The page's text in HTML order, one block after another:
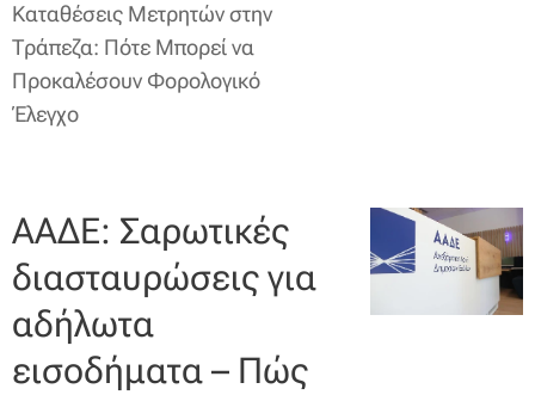
Καταθέσεις Μετρητών στην
Τράπεζα: Πότε Μπορεί να
Προκαλέσουν Φορολογικό
Έλεγχο
ΑΑΔΕ: Σαρωτικές
διασταυρώσεις για
αδήλωτα
εισοδήματα – Πώς